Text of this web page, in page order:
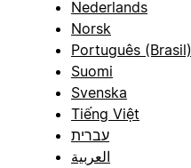
Nederlands
Norsk
Português (Brasil)
Suomi
Svenska
Tiếng Việt
עברית
العربية